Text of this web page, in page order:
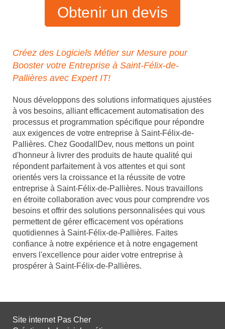
Obtenir un devis
Créez des Logiciels Métier sur Mesure pour
Booster votre Entreprise à Saint-Félix-de-
Pallières avec Expert IT!
Nous développons des solutions informatiques ajustées
à vos besoins, alliant efficacement automatisation des
processus et programmation spécifique pour répondre
aux exigences de votre entreprise à Saint-Félix-de-
Pallières. Chez GoodallDev, nous mettons un point
d'honneur à livrer des produits de haute qualité qui
répondent parfaitement à vos attentes et qui sont
orientés vers la croissance et la réussite de votre
entreprise à Saint-Félix-de-Pallières. Nous travaillons
en étroite collaboration avec vous pour comprendre vos
besoins et offrir des solutions personnalisées qui vous
permettent de gérer efficacement vos opérations
quotidiennes à Saint-Félix-de-Pallières. Faites
confiance à notre expérience et à notre engagement
envers l'excellence pour aider votre entreprise à
prospérer à Saint-Félix-de-Pallières.
Site internet Pas Cher